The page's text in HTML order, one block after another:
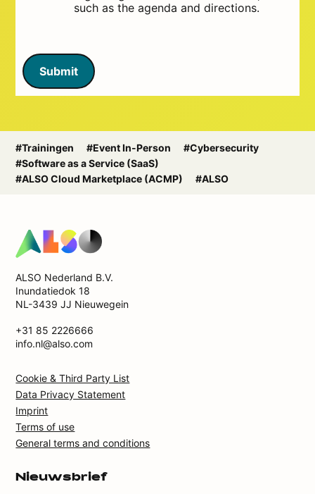
such as the agenda and directions.
Submit
#Trainingen #Event In-Person
#Cybersecurity
#Software as a Service (SaaS)
#ALSO Cloud Marketplace (ACMP)
#ALSO
ALSO Nederland B.V.
Inundatiedok 18
NL-3439 JJ Nieuwegein
+31 85 2226666
info.nl@also.com
Cookie & Third Party List
Data Privacy Statement
Imprint
Terms of use
General terms and conditions
Nieuwsbrief